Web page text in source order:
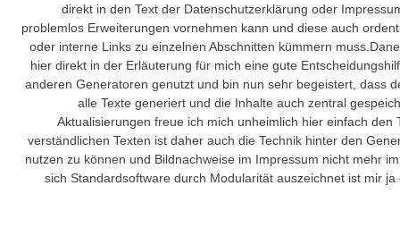
direkt in den Text der Datenschutzerklärung oder
problemlos Erweiterungen vornehmen kann und diese auch
oder interne Links zu einzelnen Abschnitten kümmern
hier direkt in der Erläuterung für mich eine gute
anderen Generatoren genutzt und bin nun sehr begeistert, dass
alle Texte generiert und die Inhalte auch zentral
Aktualisierungen freue ich mich unheimlich hier einfach
verständlichen Texten ist daher auch die Technik hinter den
nutzen zu können und Bildnachweise im Impressum nicht mehr
sich Standardsoftware durch Modularität auszeichnet ist mir